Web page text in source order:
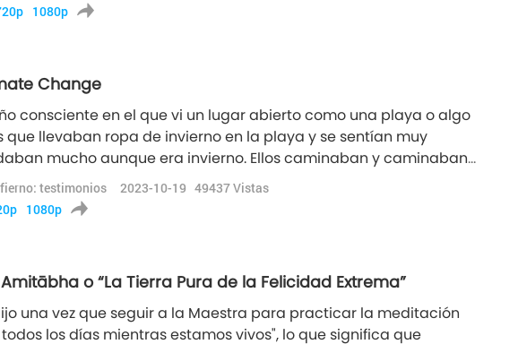
1080p
Change
consciente en el que vi un lugar abierto como una playa o algo
que llevaban ropa de invierno en la playa y se sentían muy
mucho aunque era invierno. Ellos caminaban y caminaban
con una mirada perdida y sin objetivo. Cada vez venían
casi imposible caminar. Vi algunas caras conocidas también,
testimonios 2023-10-19 49437Vistas
1080p
o “La Tierra Pura de la Felicidad Extrema”
una vez que seguir a la Maestra para practicar la meditación
los días mientras estamos vivos", lo que significa que